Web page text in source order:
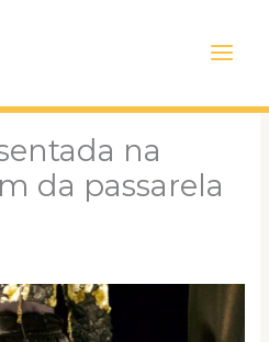
Menu
na
da passarela